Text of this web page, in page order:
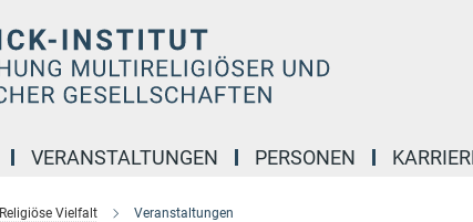
VERANSTALTUNGEN PERSONEN
Religiöse Vielfalt Veranstaltungen